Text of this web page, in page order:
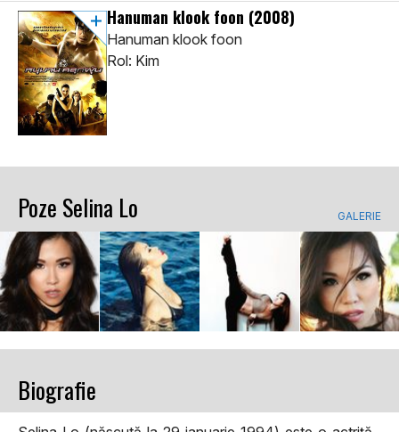
Hanuman klook foon (2008)
Hanuman klook foon
Rol: Kim
Poze Selina Lo GALERIE
Biografie